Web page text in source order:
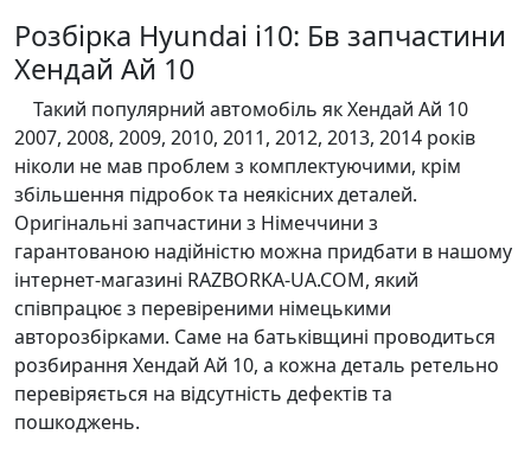
Розбірка Hyundai i10: Бв запчастини
Хендай Ай 10
Такий популярний автомобіль як Хендай Ай 10
2007, 2008, 2009, 2010, 2011, 2012, 2013, 2014 років
ніколи не мав проблем з комплектуючими, крім
збільшення підробок та неякісних деталей.
Оригінальні запчастини з Німеччини з
гарантованою надійністю можна придбати в нашому
інтернет-магазині RAZBORKA-UA.COM, який
співпрацює з перевіреними німецькими
авторозбірками. Саме на батьківщині проводиться
розбирання Хендай Ай 10, а кожна деталь ретельно
перевіряється на відсутність дефектів та
пошкоджень.